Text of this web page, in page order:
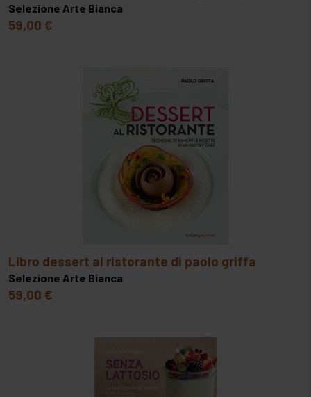
Selezione Arte Bianca
59,00 €
libro dessert al ristorante di paolo griffa
Selezione Arte Bianca
59,00 €